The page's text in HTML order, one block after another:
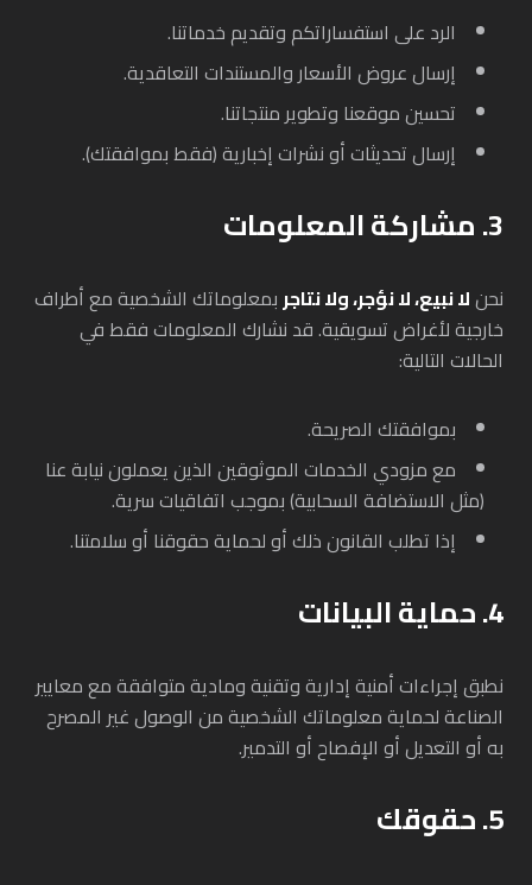
الرد على استفساراتكم وتقديم خدماتنا.
إرسال عروض الأسعار والمستندات التعاقدية.
تحسين موقعنا وتطوير منتجاتنا.
إرسال تحديثات أو نشرات إخبارية (فقط بموافقتك).
3. مشاركة المعلومات
نحنلا نبيع، لا نؤجر، ولا نتاجربمعلوماتك الشخصية مع أطراف
خارجية لأغراض تسويقية. قد نشارك المعلومات فقط في
الحالات التالية:
بموافقتك الصريحة.
مع مزودي الخدمات الموثوقين الذين يعملون نيابة عنا
(مثل الاستضافة السحابية) بموجب اتفاقيات سرية.
إذا تطلب القانون ذلك أو لحماية حقوقنا أو سلامتنا.
4. حماية البيانات
نطبق إجراءات أمنية إدارية وتقنية ومادية متوافقة مع معايير
الصناعة لحماية معلوماتك الشخصية من الوصول غير المصرح
به أو التعديل أو الإفصاح أو التدمير.
5. حقوقك